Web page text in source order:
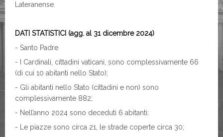
Lateranense.
DATI STATISTICI (agg. al 31 dicembre 2024)
- Santo Padre
- I Cardinali, cittadini vaticani, sono complessivamente 66
(di cui 10 abitanti nello Stato);
- Gli abitanti nello Stato (cittadini e non) sono
complessivamente 882;
- Nell’anno 2024 sono deceduti 6 abitanti:
- Le piazze sono circa 21, le strade coperte circa 30;